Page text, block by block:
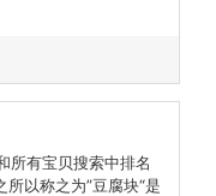
所有宝贝搜索中排名
以称之为”豆腐块“是